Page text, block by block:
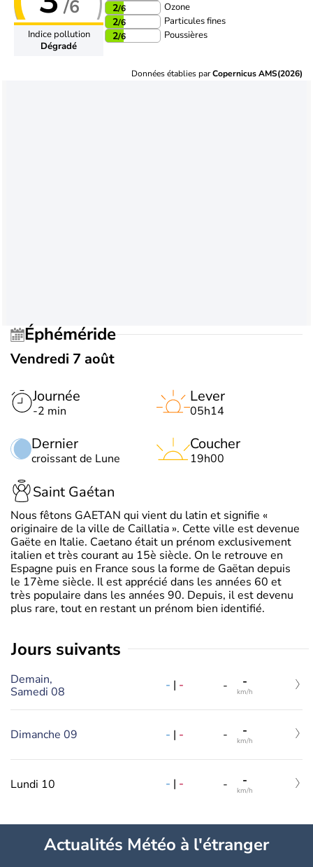
/6
Indice pollution
Dégradé
2/6 Ozone
2/6 Particules fines
2/6 Poussières
Données établies parCopernicus AMS(2026)
Éphéméride
Vendredi 7 août
Journée
-2 min
Dernier
croissant de Lune
Lever
05h14
Coucher
19h00
Saint Gaétan
Nous fêtons GAETAN qui vient du latin et signifie «
originaire de la ville de Caillatia ». Cette ville est devenue
Gaëte en Italie. Caetano était un prénom exclusivement
italien et très courant au 15è siècle. On le retrouve en
Espagne puis en France sous la forme de Gaëtan depuis
le 17ème siècle. Il est apprécié dans les années 60 et
très populaire dans les années 90. Depuis, il est devenu
plus rare, tout en restant un prénom bien identifié.
jours suivants
Demain,
Samedi 08
- | - - -
km/h
Dimanche 09 - | - - -
km/h
Lundi 10 - | - - -
km/h
Actualités Météo à l'étranger